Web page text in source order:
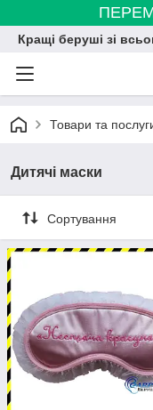
Кращі беруші зі
Товари та
Дитячі маски
Сортування